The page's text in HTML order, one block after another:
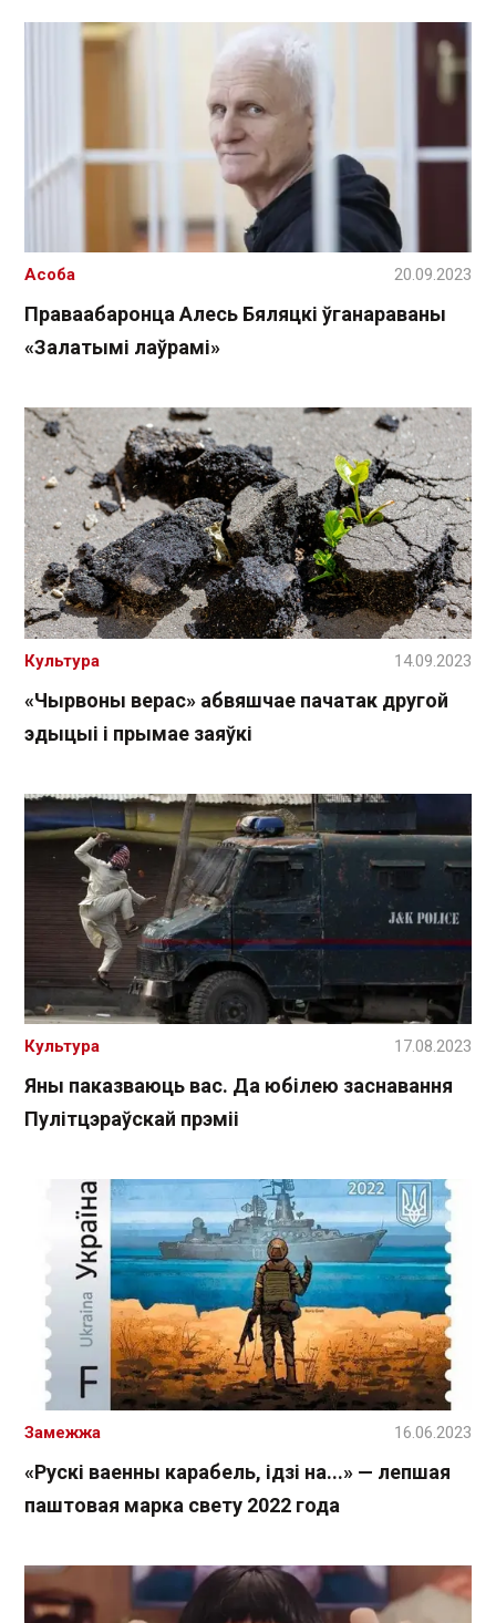
Праваабаронца Алесь Бяляцкі ўганараваны
«Залатымі лаўрамі»
Асоба 20.09.2023
«Чырвоны верас» абвяшчае пачатак другой
эдыцыі і прымае заяўкі
Культура 14.09.2023
Яны паказваюць вас. Да юбілею заснавання
Пулітцэраўскай прэміі
Культура 17.08.2023
«Рускі ваенны карабель, ідзі на...» — лепшая
паштовая марка свету 2022 года
Замежжа 16.06.2023